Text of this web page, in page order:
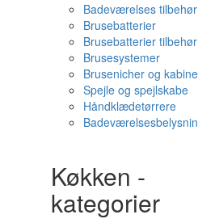
Badeværelses tilbehør
Brusebatterier
Brusebatterier tilbehør
Brusesystemer
Brusenicher og
Spejle og spejlskabe
Håndklædetørrere
Køkken -
kategorier